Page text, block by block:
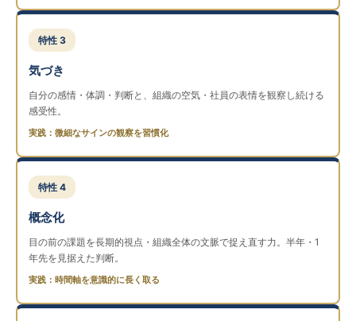
特性 3
気づき
自分の感情・体調・判断と、組織の空気・社員の表情を観察し続ける
感受性。
実践：微細なサインの観察を習慣化
特性 4
概念化
目の前の課題を長期的視点・組織全体の文脈で捉え直す力。半年・1
年先を見据えた判断。
実践：時間軸を意識的に長く取る